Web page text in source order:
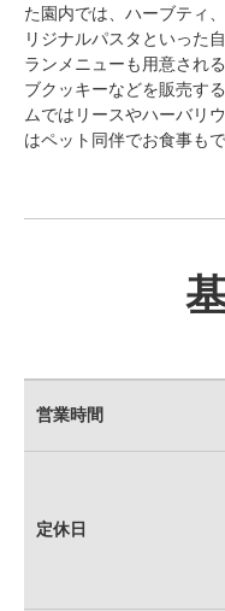
た園内では、ハーブティ
リジナルパスタといった
ランメニューも用意され
ブクッキーなどを販売す
ムではリースやハーバリ
はペット同伴でお食事もで
営業時間
定休日